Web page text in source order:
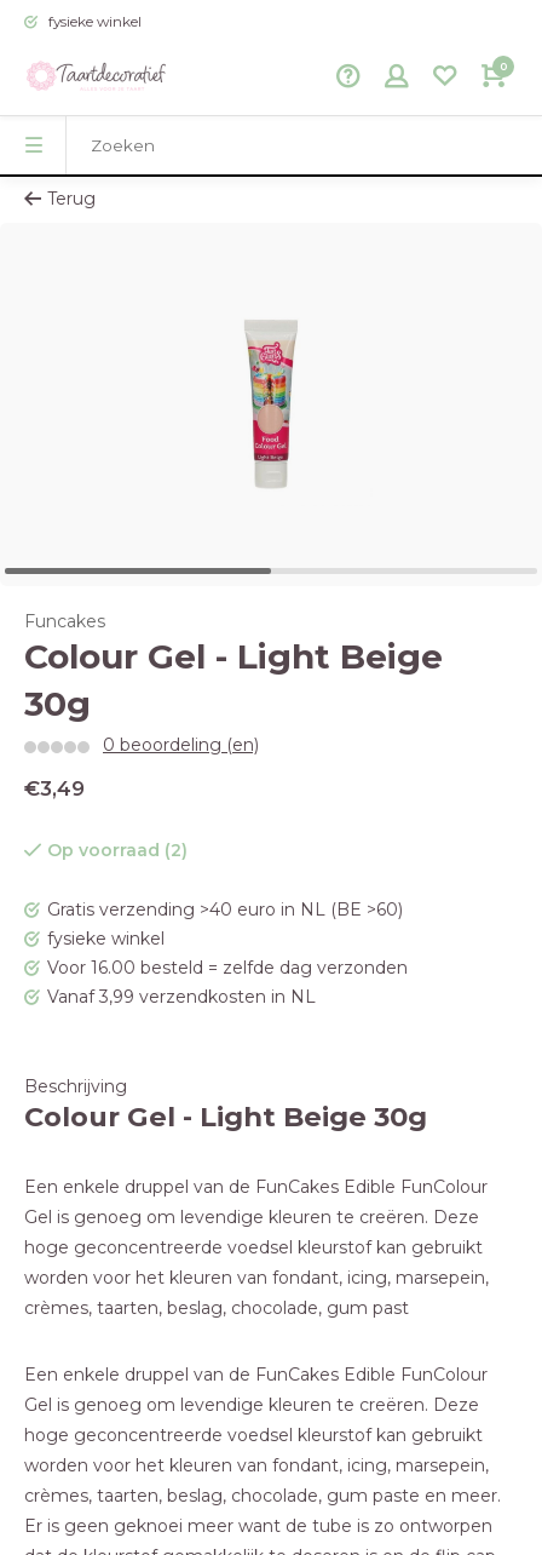
fysieke winkel
0
Terug
Funcakes
Colour Gel - Light Beige
30g
0 beoordeling (en)
€3,49
Op voorraad (2)
Gratis verzending >40 euro in NL (BE >60)
fysieke winkel
Voor 16.00 besteld = zelfde dag verzonden
Vanaf 3,99 verzendkosten in NL
Beschrijving
Colour Gel - Light Beige 30g
Een enkele druppel van de FunCakes Edible FunColour
Gel is genoeg om levendige kleuren te creëren. Deze
hoge geconcentreerde voedsel kleurstof kan gebruikt
worden voor het kleuren van fondant, icing, marsepein,
crèmes, taarten, beslag, chocolade, gum past
Een enkele druppel van de FunCakes Edible FunColour
Gel is genoeg om levendige kleuren te creëren. Deze
hoge geconcentreerde voedsel kleurstof kan gebruikt
worden voor het kleuren van fondant, icing, marsepein,
crèmes, taarten, beslag, chocolade, gum paste en meer.
Er is geen geknoei meer want de tube is zo ontworpen